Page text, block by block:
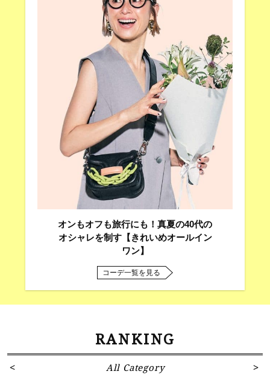
オンもオフも旅行にも！真夏の40代の
オシャレを制す【きれいめオールイン
ワン】
コーデ一覧を見る
RANKING
All Category